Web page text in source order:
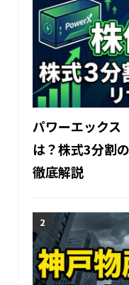
パワーエックス
は？株式3分割
徹底解説